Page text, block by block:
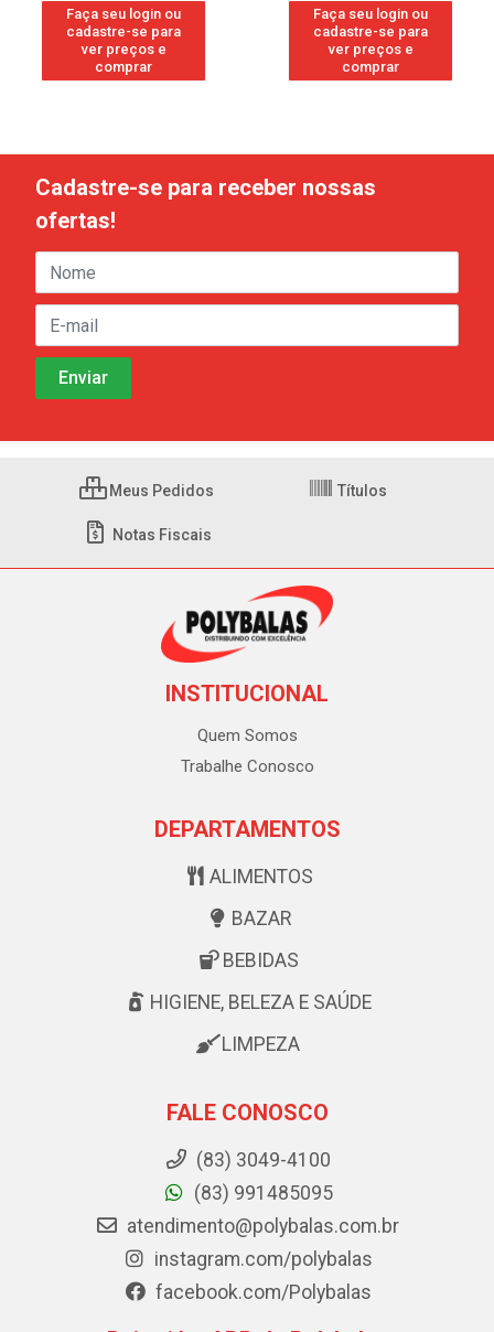
Faça seu login ou
cadastre-se para
ver preços e
comprar
Faça seu login ou
cadastre-se para
ver preços e
comprar
Cadastre-se para receber nossas
ofertas!
Meus Pedidos Títulos
Notas Fiscais
INSTITUCIONAL
Quem Somos
Trabalhe Conosco
DEPARTAMENTOS
ALIMENTOS
BAZAR
BEBIDAS
HIGIENE, BELEZA E SAÚDE
LIMPEZA
FALE CONOSCO
(83) 3049-4100
(83) 991485095
atendimento@polybalas.com.br
instagram.com/polybalas
facebook.com/Polybalas